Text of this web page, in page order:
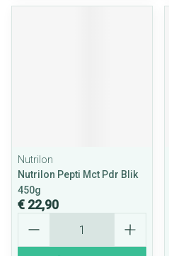
Nutrilon
Nutrilon Pepti Mct Pdr Blik
450g
€ 22,90